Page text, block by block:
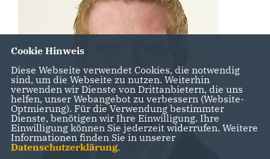
Cookie Hinweis
Diese Webseite verwendet Cookies, die notwendig
sind, um die Webseite zu nutzen. Weiterhin
verwenden wir Dienste von Drittanbietern, die uns
helfen, unser Webangebot zu verbessern (Website-
Optmierung). Für die Verwendung bestimmter
Dienste, benötigen wir Ihre Einwilligung. Ihre
Einwilligung können Sie jederzeit widerrufen. Weitere
Informationen finden Sie in unserer
Datenschutzerklärung.